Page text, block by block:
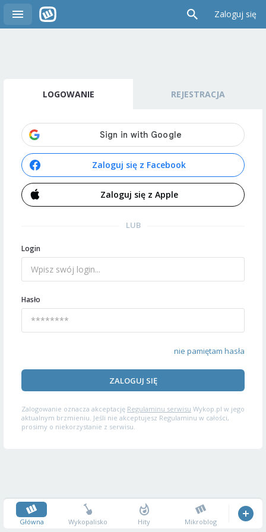
Zaloguj się
LOGOWANIE REJESTRACJA
Zaloguj się z Facebook
Zaloguj się z Apple
LUB
Login
Hasło
nie pamiętam hasła
ZALOGUJ SIĘ
Zalogowanie oznacza akceptację Regulaminu serwisu Wykop.pl w jego
aktualnym brzmieniu. Jeśli nie akceptujesz Regulaminu w całości,
prosimy o niekorzystanie z serwisu.
Główna Wykopalisko Hity Mikroblog